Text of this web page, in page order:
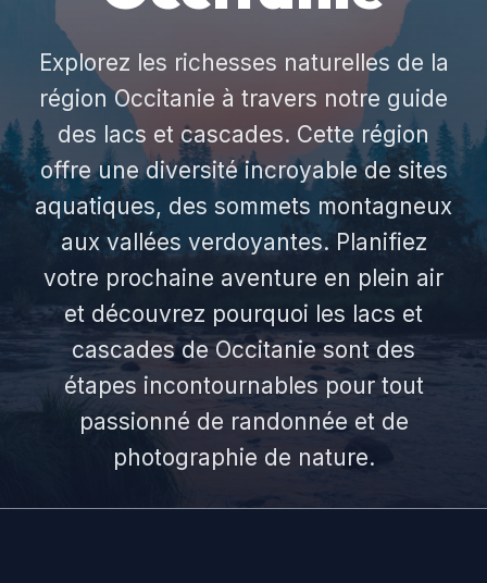
Explorez les richesses naturelles de la
région Occitanie à travers notre guide
des lacs et cascades. Cette région
offre une diversité incroyable de sites
aquatiques, des sommets montagneux
aux vallées verdoyantes. Planifiez
votre prochaine aventure en plein air
et découvrez pourquoi les lacs et
cascades de Occitanie sont des
étapes incontournables pour tout
passionné de randonnée et de
photographie de nature.